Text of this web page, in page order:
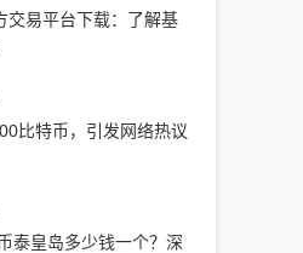
交易平台下载：了解基
比特币，引发网络热议
泰皇岛多少钱一个？深